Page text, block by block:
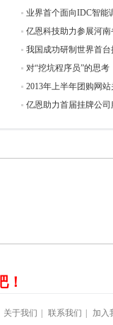
业界首个面向IDC智能
亿恩科技助力参展河
我国成功研制世界首
对“挖坑程序员”的思考
2013年上半年团购网站
亿恩助力首届挂牌公司
！
关于我们 联系我们
加入